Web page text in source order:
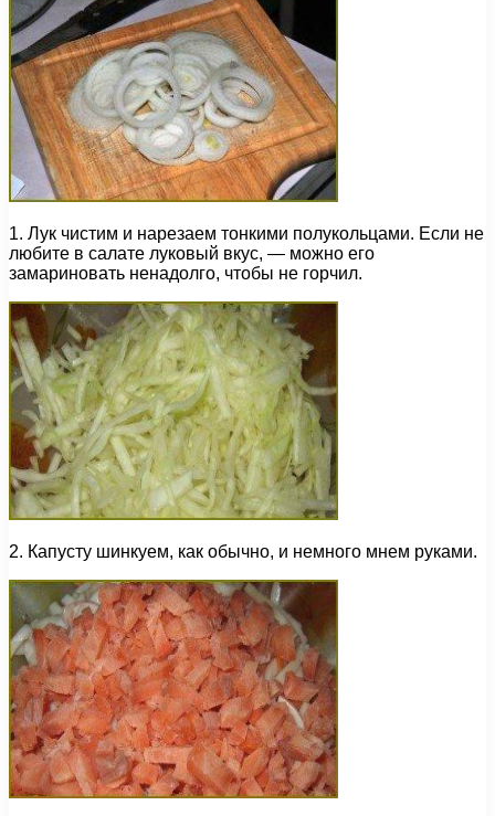
1. Лук чистим и нарезаем тонкими полукольцами. Если не
любите в салате луковый вкус, — можно его
замариновать ненадолго, чтобы не горчил.
2. Капусту шинкуем, как обычно, и немного мнем руками.